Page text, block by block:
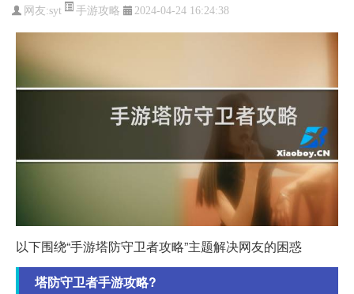
网友:syt 手游攻略 2024-04-24 16:24:38
以下围绕“手游塔防守卫者攻略”主题解决网友的困惑
塔防守卫者手游攻略?